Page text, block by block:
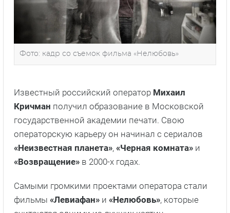
Фото: кадр со съемок фильма «Нелюбовь»
Известный российский оператор Михаил
Кричман получил образование в Московской
государственной академии печати. Свою
операторскую карьеру он начинал с сериалов
«Неизвестная планета», «Черная комната» и
«Возвращение» в 2000-х годах.
Самыми громкими проектами оператора стали
фильмы «Левиафан» и «Нелюбовь», которые